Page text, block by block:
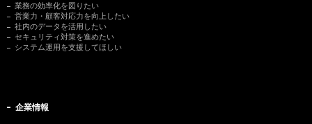
業務の効率化を図りたい
営業力・顧客対応力を向上したい
社内のデータを活用したい
セキュリティ対策を進めたい
システム運用を支援してほしい
企業情報